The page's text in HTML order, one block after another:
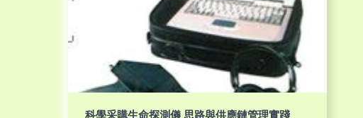
科學采購生命探測儀 思路與供應鏈管理實踐